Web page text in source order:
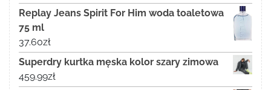
Replay Jeans Spirit For Him woda toaletowa
75 ml
37.60zł
Superdry kurtka męska kolor szary zimowa
459.99zł